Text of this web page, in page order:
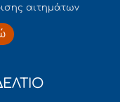
αιτημάτων